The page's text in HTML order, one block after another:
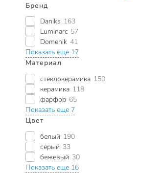
Бренд
Daniks 163
Luminarc 57
Domenik 41
Показать еще 17
Материал
стеклокерамика 150
керамика 118
фарфор 65
Показать еще 7
Цвет
белый 190
серый 33
бежевый 30
Показать еще 16